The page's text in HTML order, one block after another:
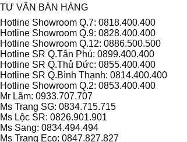
TƯ VẤN BÁN HÀNG
Hotline Showroom Q.7: 0818.400.400
Hotline Showroom Q.9: 0828.400.400
Hotline Showroom Q.12: 0886.500.500
Hotline SR Q.Tân Phú: 0899.400.400
Hotline SR Q.Thủ Đức: 0855.400.400
Hotline SR Q.Bình Thạnh: 0814.400.400
Hotline Showroom Q.2: 0853.400.400
Mr Lãm: 0933.707.707
Ms Trang SG: 0834.715.715
Ms Lộc SR: 0826.901.901
Ms Sang: 0834.494.494
Ms Trang Eco: 0847.827.827